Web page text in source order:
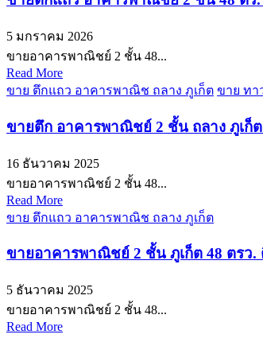
5 มกราคม 2026
ขายอาคารพาณิชย์ 2 ชั้น 48...
Read More
ขาย ตึกแถว อาคารพาณิช ถลาง ภูเก็ต ขาย ทา
ขายตึก อาคารพาณิชย์ 2 ชั้น ถลาง ภูเก็ต
16 ธันวาคม 2025
ขายอาคารพาณิชย์ 2 ชั้น 48...
Read More
ขาย ตึกแถว อาคารพาณิช ถลาง ภูเก็ต
ขายอาคารพาณิชย์ 2 ชั้น ภูเก็ต 48 ตรว.
5 ธันวาคม 2025
ขายอาคารพาณิชย์ 2 ชั้น 48...
Read More